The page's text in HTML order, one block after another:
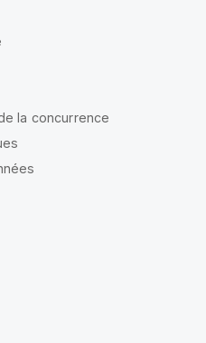
la concurrence